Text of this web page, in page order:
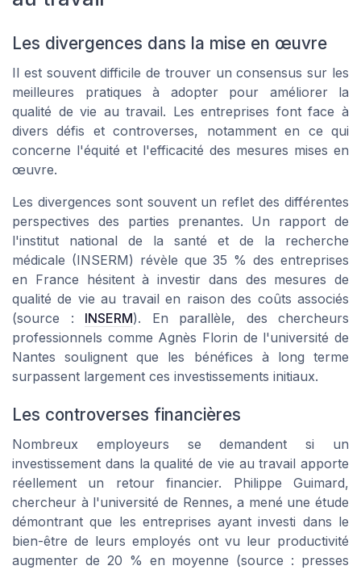
Les divergences dans la mise en œuvre
Il est souvent difficile de trouver un consensus sur les
meilleures pratiques à adopter pour améliorer la
qualité de vie au travail. Les entreprises font face à
divers défis et controverses, notamment en ce qui
concerne l'équité et l'efficacité des mesures mises en
œuvre.
Les divergences sont souvent un reflet des différentes
perspectives des parties prenantes. Un rapport de
l'institut national de la santé et de la recherche
médicale (INSERM) révèle que 35 % des entreprises
en France hésitent à investir dans des mesures de
qualité de vie au travail en raison des coûts associés
(source : INSERM). En parallèle, des chercheurs
professionnels comme Agnès Florin de l'université de
Nantes soulignent que les bénéfices à long terme
surpassent largement ces investissements initiaux.
Les controverses financières
Nombreux employeurs se demandent si un
investissement dans la qualité de vie au travail apporte
réellement un retour financier. Philippe Guimard,
chercheur à l'université de Rennes, a mené une étude
démontrant que les entreprises ayant investi dans le
bien-être de leurs employés ont vu leur productivité
augmenter de 20 % en moyenne (source : presses